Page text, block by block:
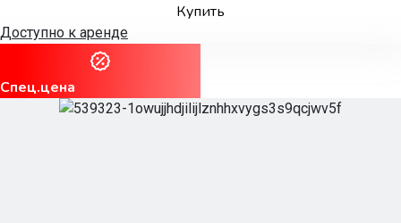
Купить
Доступно к аренде
Спец.цена